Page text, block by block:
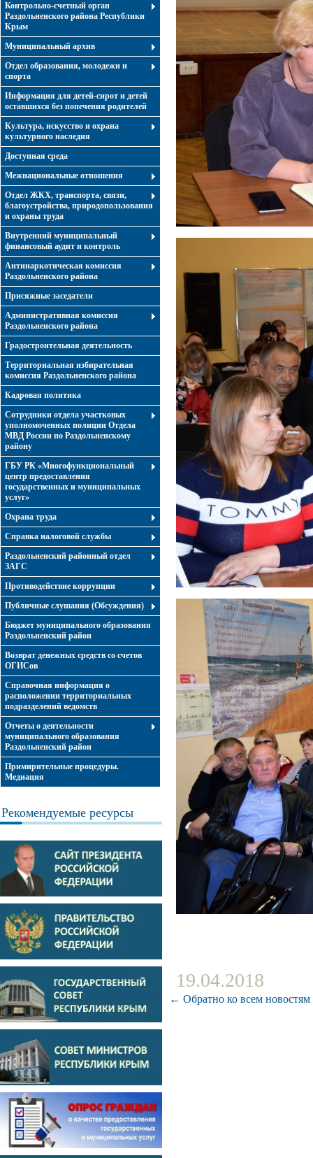
Контрольно-счетный орган
Раздольненского района Республики
Крым
Муниципальный архив
Отдел образования, молодежи и
спорта
Информация для детей-сирот и детей
оставшихся без попечения родителей
Культура, искусство и охрана
культурного наследия
Доступная среда
Межнациональные отношения
Отдел ЖКХ, транспорта, связи,
благоустройства, природопользования
и охраны труда
Внутренний муниципальный
финансовый аудит и контроль
Антинаркотическая комиссия
Раздольненского района
Присяжные заседатели
Административная комиссия
Раздольненского района
Градостроительная деятельность
Территориальная избирательная
комиссия Раздольненского района
Кадровая политика
Сотрудники отдела участковых
уполномоченных полиции Отдела
МВД России по Раздольненскому
району
ГБУ РК «Многофункциональный
центр предоставления
государственных и муниципальных
услуг»
Охрана труда
Справка налоговой службы
Раздольненский районный отдел
ЗАГС
Противодействие коррупции
Публичные слушания (Обсуждения)
Бюджет муниципального образования
Раздольненский район
Возврат денежных средств со счетов
ОГИСов
Справочная информация о
расположении территориальных
подразделений ведомств
Отчеты о деятельности
муниципального образования
Раздольненский район
Примирительные процедуры.
Медиация
Рекомендуемые ресурсы
19.04.2018
← Обратно ко всем новостям